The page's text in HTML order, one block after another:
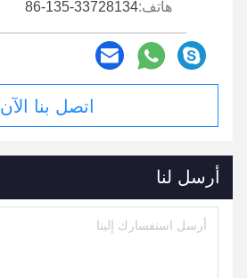
هاتف:86-135-33728134
اتصل بنا الآن
أرسل لنا